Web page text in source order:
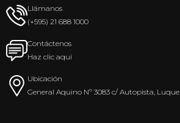
Llámanos
(+595) 21 688 1000
Contáctenos
Haz clic aquí
Ubicación
General Aquino Nº 3083 c/ Autopista, Luque